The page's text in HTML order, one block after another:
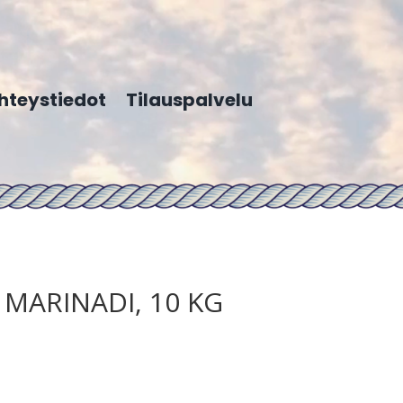
Tilauspalvelu
10 KG